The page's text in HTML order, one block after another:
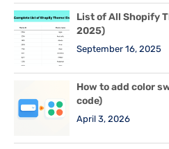
List of All Shopify
2025)
September 16, 2025
How to add color
code)
April 3, 2026